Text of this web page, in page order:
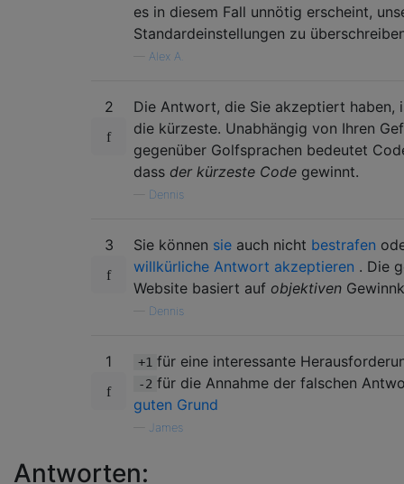
es in diesem Fall unnötig erscheint,
Standardeinstellungen zu
Alex A.
2
Die Antwort, die Sie akzeptiert haben,
die kürzeste. Unabhängig von Ihren
gegenüber Golfsprachen bedeutet
dass der kürzeste Code gewinnt.
Dennis
3 Sie können sie auch nicht bestrafen
willkürliche Antwort akzeptieren . Die
Website basiert auf objektiven
Dennis
1 +1 für eine interessante
-2 für die Annahme der falschen
guten Grund
James
Antworten: